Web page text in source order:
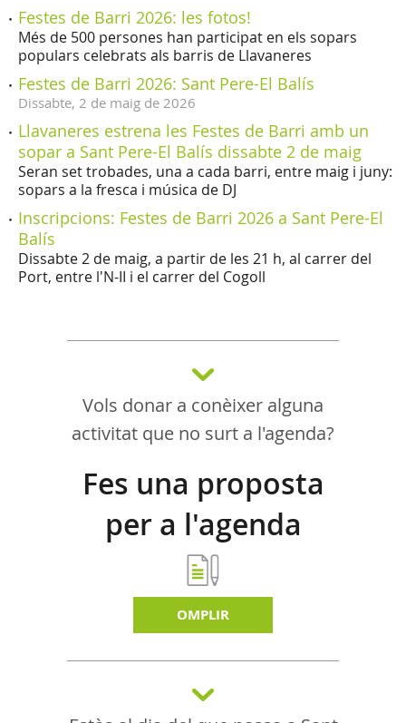
Festes de Barri 2026: les fotos!
Més de 500 persones han participat en els sopars
populars celebrats als barris de Llavaneres
Festes de Barri 2026: Sant Pere-El Balís
Dissabte, 2 de maig de 2026
Llavaneres estrena les Festes de Barri amb un
sopar a Sant Pere-El Balís dissabte 2 de maig
Seran set trobades, una a cada barri, entre maig i juny:
sopars a la fresca i música de DJ
Inscripcions: Festes de Barri 2026 a Sant Pere-El
Balís
Dissabte 2 de maig, a partir de les 21 h, al carrer del
Port, entre l'N-II i el carrer del Cogoll
Vols donar a conèixer alguna
activitat que no surt a l'agenda?
Fes una proposta
per a l'agenda
d'activitats
OMPLIR